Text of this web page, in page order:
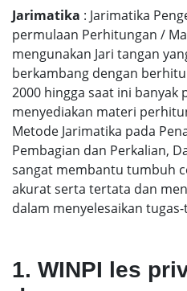
Jarimatika : Jarimatika
permulaan Perhitungan /
mengunakan Jari tangan
berkambang dengan
2000 hingga saat ini banyak
menyediakan materi
Metode Jarimatika pada
Pembagian dan Perkalian,
sangat membantu tumbuh
akurat serta tertata dan
dalam menyelesaikan
1. WINPI les